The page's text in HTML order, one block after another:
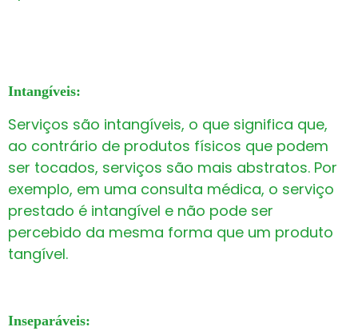
Intangíveis:
Serviços são intangíveis, o que significa que,
ao contrário de produtos físicos que podem
ser tocados, serviços são mais abstratos. Por
exemplo, em uma consulta médica, o serviço
prestado é intangível e não pode ser
percebido da mesma forma que um produto
tangível.
Inseparáveis: